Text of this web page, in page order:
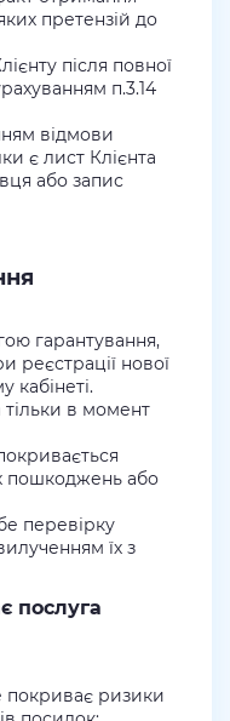
претензій до
після повної
п.3.14
відмови
є лист Клієнта
або запис
гарантування,
реєстрації нової
кабінеті.
в момент
пошкоджень або
перевірку
їх з
послуга
покриває ризики